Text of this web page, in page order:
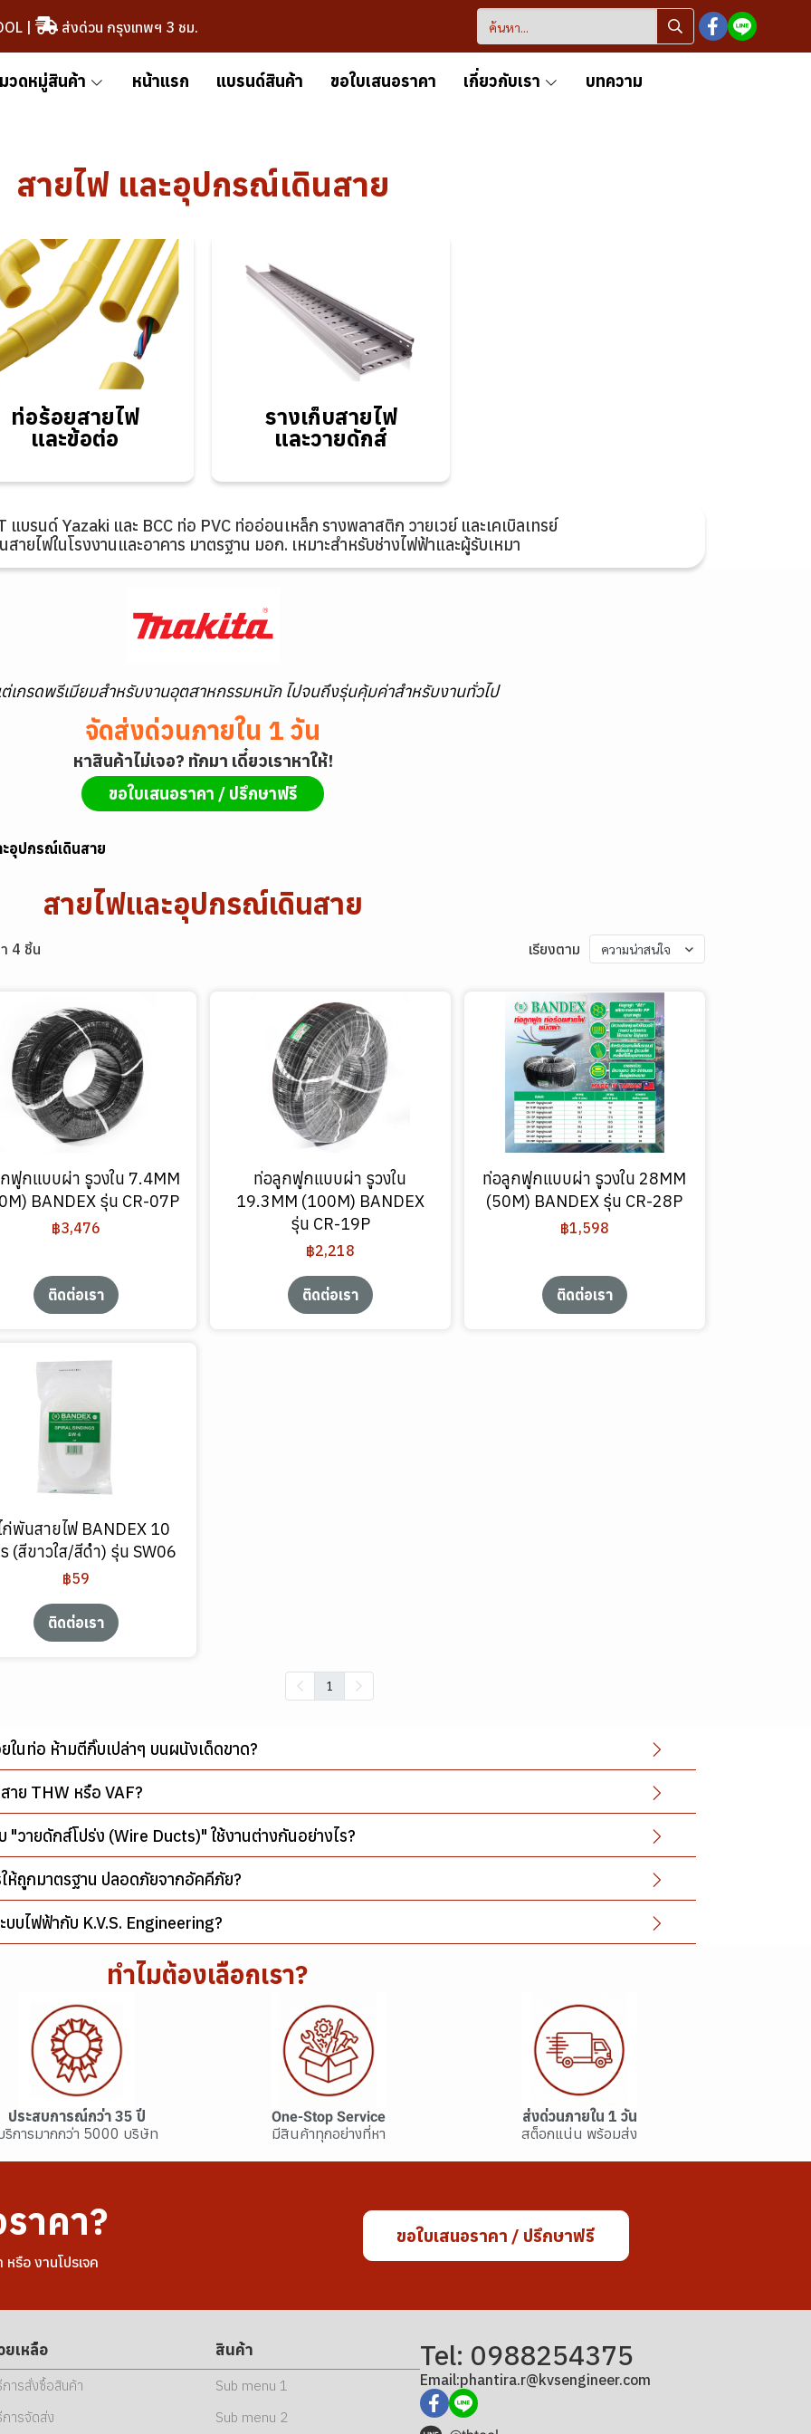
| ส่งด่วน กรุงเทพฯ 3 ชม.
วดหมู่สินค้า หน้าแรก แบรนด์สินค้า ขอใบเสนอราคา เกี่ยวกับเรา บทความ
สายไฟ และอุปกรณ์เดินสาย
ท่อร้อยสายไฟ
และข้อต่อ
ท่อร้อยสายไฟ
และข้อต่อ
รางเก็บสายไฟ
และวายดักส์
รางเก็บสายไฟ
และวายดักส์
แบรนด์ Yazaki และ BCC ท่อ PVC ท่ออ่อนเหล็ก รางพลาสติก วายเวย์ และเคเบิลเทรย์
สายไฟในโรงงานและอาคาร มาตรฐาน มอก. เหมาะสำหรับช่างไฟฟ้าและผู้รับเหมา
เกรดพรีเมียมสำหรับงานอุตสาหกรรมหนัก ไปจนถึงรุ่นคุ้มค่าสำหรับงานทั่วไป
จัดส่งด่วนภายใน 1 วัน
หาสินค้าไม่เจอ? ทักมา เดี๋ยวเราหาให้!
ขอใบเสนอราคา / ปรึกษาฟรี
อุปกรณ์เดินสาย
สายไฟและอุปกรณ์เดินสาย
4 ชิ้น เรียงตาม ความน่าสนใจ
ฟูกแบบผ่า รูวงใน 7.4MM
BANDEX รุ่น CR-07P
฿3,476
ติดต่อเรา
ท่อลูกฟูกแบบผ่า รูวงใน
19.3MM (100M) BANDEX
รุ่น CR-19P
฿2,218
ติดต่อเรา
ท่อลูกฟูกแบบผ่า รูวงใน 28MM
(50M) BANDEX รุ่น CR-28P
฿1,598
ติดต่อเรา
ก่พันสายไฟ BANDEX 10
(สีขาวใส/สีดำ) รุ่น SW06
฿59
ติดต่อเรา
1
ในท่อ ห้ามตีกิ๊บเปล่าๆ บนผนังเด็ดขาด?
าย THW หรือ VAF?
"วายดักส์โปร่ง (Wire Ducts)" ใช้งานต่างกันอย่างไร?
ห้ถูกมาตรฐาน ปลอดภัยจากอัคคีภัย?
บบไฟฟ้ากับ K.V.S. Engineering?
ทำไมต้องเลือกเรา?
ประสบการณ์กว่า 35 ปี
ริการมากกว่า 5000 บริษัท
One-Stop Service
มีสินค้าทุกอย่างที่หา
ส่งด่วนภายใน 1 วัน
สต็อกแน่น พร้อมส่ง
าคา?
รือ งานโปรเจค
ขอใบเสนอราคา / ปรึกษาฟรี
ยเหลือ
การสั่งซื้อสินค้า
การจัดส่ง
สินค้า
Sub menu 1
Sub menu 2
Tel: 0988254375
Email:phantira.r@kvsengineer.com